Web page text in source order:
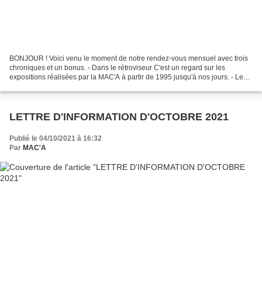
BONJOUR ! Voici venu le moment de notre rendez-vous mensuel avec trois
chroniques et un bonus. - Dans le rétroviseur C'est un regard sur les
expositions réalisées par la MAC'A à partir de 1995 jusqu'à nos jours. - Le
LETTRE D'INFORMATION D'OCTOBRE 2021
Publié le 04/10/2021 à 16:32
Par MAC'A